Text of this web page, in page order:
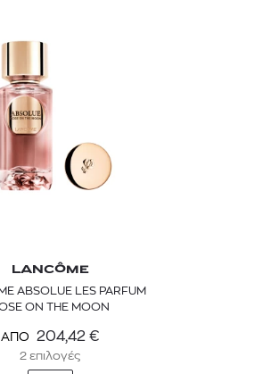
LANCÔME
ABSOLUE LES PARFUM
ON THE MOON
ΑΠΟ 204,42 €
2 επιλογές